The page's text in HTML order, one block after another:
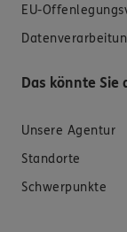
EU-
Das könnte Sie
Unsere Agentur
Standorte
Schwerpunkte